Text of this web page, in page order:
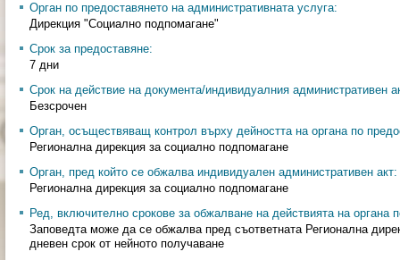
Орган по предоставянето на административната услуга:
Дирекция "Социално подпомагане"
Срок за предоставяне:
7 дни
Срок на действие на документа/индивидуалния административен
Безсрочен
Орган, осъществяващ контрол върху дейността на органа по
Регионална дирекция за социално подпомагане
Орган, пред който се обжалва индивидуален административен акт:
Регионална дирекция за социално подпомагане
Ред, включително срокове за обжалване на действията на органа
Заповедта може да се обжалва пред съответната Регионална
дневен срок от нейното получаване